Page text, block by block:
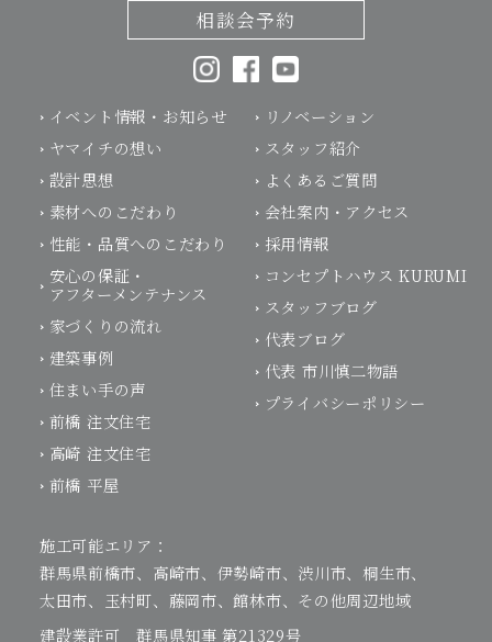
相談会予約
イベント情報・お知らせ
ヤマイチの想い
設計思想
素材へのこだわり
性能・品質へのこだわり
安心の保証・
アフターメンテナンス
家づくりの流れ
建築事例
住まい手の声
前橋 注文住宅
高崎 注文住宅
前橋 平屋
リノベーション
スタッフ紹介
よくあるご質問
会社案内・アクセス
採用情報
コンセプトハウス KURUMI
スタッフブログ
代表ブログ
代表 市川慎二物語
プライバシーポリシー
施工可能エリア：
群馬県前橋市、高崎市、伊勢崎市、渋川市、桐生市、
太田市、玉村町、藤岡市、館林市、その他周辺地域
建設業許可 群馬県知事 第21329号